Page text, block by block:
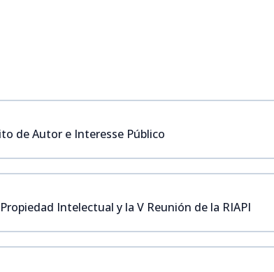
de Autor e Interesse Público
Intelectual y la V Reunión de la RIAPI